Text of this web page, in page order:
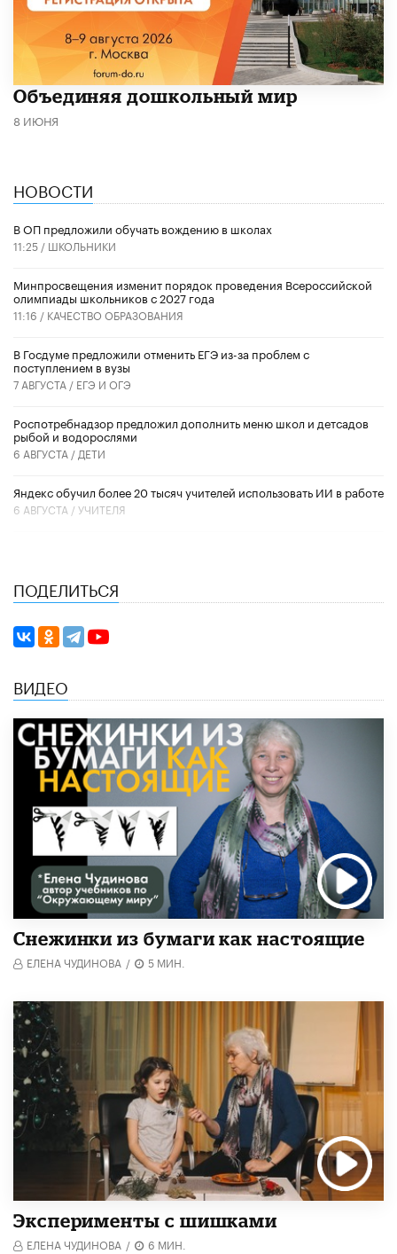
​Объединяя дошкольный мир
8 ИЮНЯ
НОВОСТИ
В ОП предложили обучать вождению в школах
11:25 / ШКОЛЬНИКИ
Минпросвещения изменит порядок проведения Всероссийской
олимпиады школьников с 2027 года
11:16 / КАЧЕСТВО ОБРАЗОВАНИЯ
В Госдуме предложили отменить ЕГЭ из-за проблем с
поступлением в вузы
7 АВГУСТА / ЕГЭ И ОГЭ
Роспотребнадзор предложил дополнить меню школ и детсадов
рыбой и водорослями
6 АВГУСТА / ДЕТИ
​Яндекс обучил более 20 тысяч учителей использовать ИИ в работе
6 АВГУСТА /УЧИТЕЛЯ
ПОДЕЛИТЬСЯ
ВИДЕО
Снежинки из бумаги как настоящие
ЕЛЕНА ЧУДИНОВА / 5 МИН.
Эксперименты с шишками
ЕЛЕНА ЧУДИНОВА / 6 МИН.